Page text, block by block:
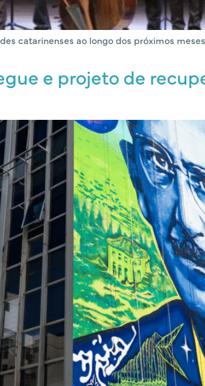
catarinenses ao longo dos próximos
e projeto de